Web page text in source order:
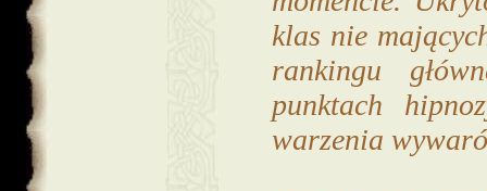
klas nie
rankingu
punktach
warzenia